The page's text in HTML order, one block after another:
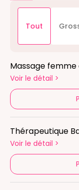
Tout
Massage
Voir le détail >
Thérapeutique
Voir le détail >